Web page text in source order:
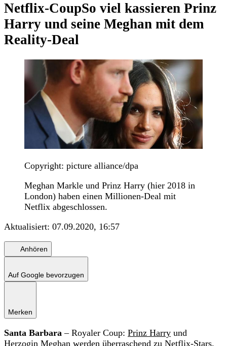
Netflix-CoupSo viel kassieren Prinz
Harry und seine Meghan mit dem
Reality-Deal
Copyright: picture alliance/dpa
Meghan Markle und Prinz Harry (hier 2018 in
London) haben einen Millionen-Deal mit
Netflix abgeschlossen.
Aktualisiert: 07.09.2020, 16:57
Anhören
Auf Google bevorzugen
Merken
Santa Barbara – Royaler Coup: Prinz Harry und
Herzogin Meghan werden überraschend zu Netflix-Stars.